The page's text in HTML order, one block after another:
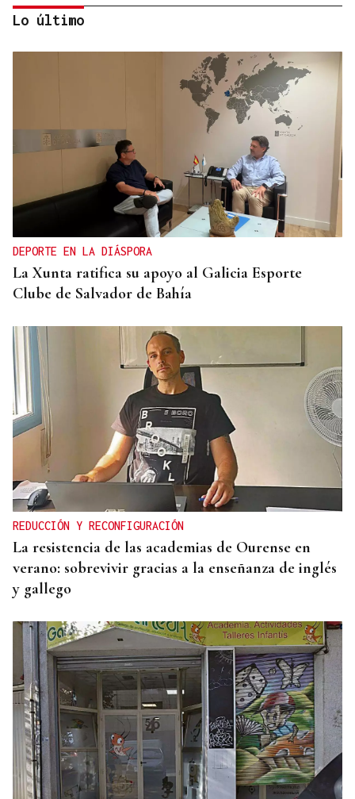
TERCERA FEDERACIÓN
Francisco Vázquez, presidente del Arenteiro: “Solo
pido tener calma”
Lo último
DEPORTE EN LA DIÁSPORA
La Xunta ratifica su apoyo al Galicia Esporte
Clube de Salvador de Bahía
REDUCCIÓN Y RECONFIGURACIÓN
La resistencia de las academias de Ourense en
verano: sobrevivir gracias a la enseñanza de inglés
y gallego